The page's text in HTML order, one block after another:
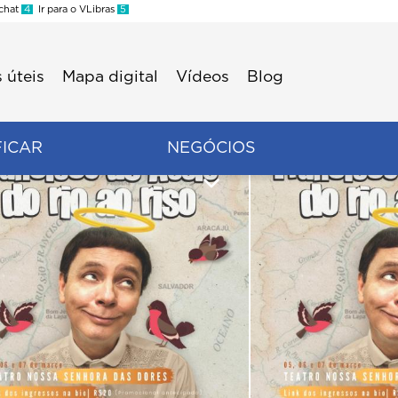
4 Ir para o VLibras 5
úteis Mapa digital Vídeos Blog
NEGÓCIOS